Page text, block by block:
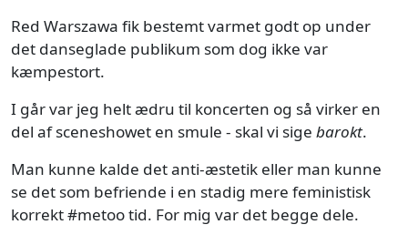
Red Warszawa fik bestemt varmet godt op under
det danseglade publikum som dog ikke var
kæmpestort.
I går var jeg helt ædru til koncerten og så virker en
del af sceneshowet en smule - skal vi sige barokt.
Man kunne kalde det anti-æstetik eller man kunne
se det som befriende i en stadig mere feministisk
korrekt #metoo tid. For mig var det begge dele.